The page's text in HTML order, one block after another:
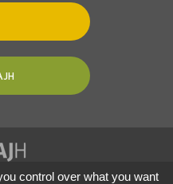
control over what you want